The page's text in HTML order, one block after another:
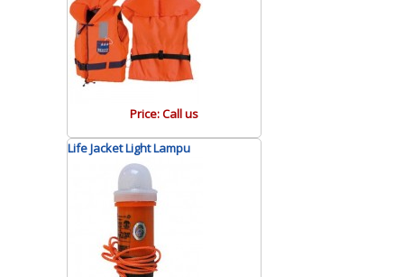
dari daya apung modelnya juga
bervariasi. Pada artikel kali ini, kami
akan uraikan mengenai beberapa
tipe, fungsi, dan manfaat beberapa
dan pas untuk kebutuhan anda.
Pelampung udara dari
busa styrofoam
Life jacket adalah jenis alat
keselamatan kerja, jadi salah
Price: Call us
Life Jacket Light Lampu